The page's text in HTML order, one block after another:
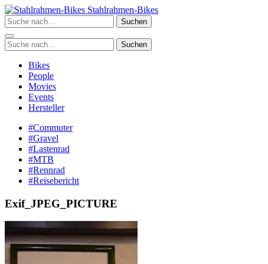
Zum
Inhalt
springen
Stahlrahmen-Bikes
Suchen
Suchen
Bikes
People
Movies
Events
Hersteller
#Commuter
#Gravel
#Lastenrad
#MTB
#Rennrad
#Reisebericht
Exif_JPEG_PICTURE